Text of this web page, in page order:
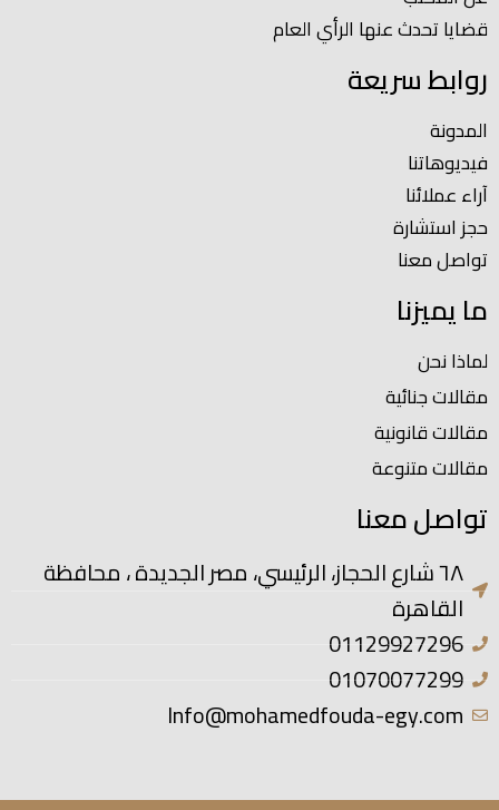
قضايا تحدث عنها الرأي العام
روابط سريعة
المدونة
فيديوهاتنا
آراء عملائنا
حجز استشارة
تواصل معنا
ما يميزنا
لماذا نحن
مقالات جنائية
مقالات قانونية
مقالات متنوعة
تواصل معنا
٦٨ شارع الحجاز، الرئيسي، مصر الجديدة ، محافظة
القاهرة
01129927296
01070077299
Info@mohamedfouda-egy.com